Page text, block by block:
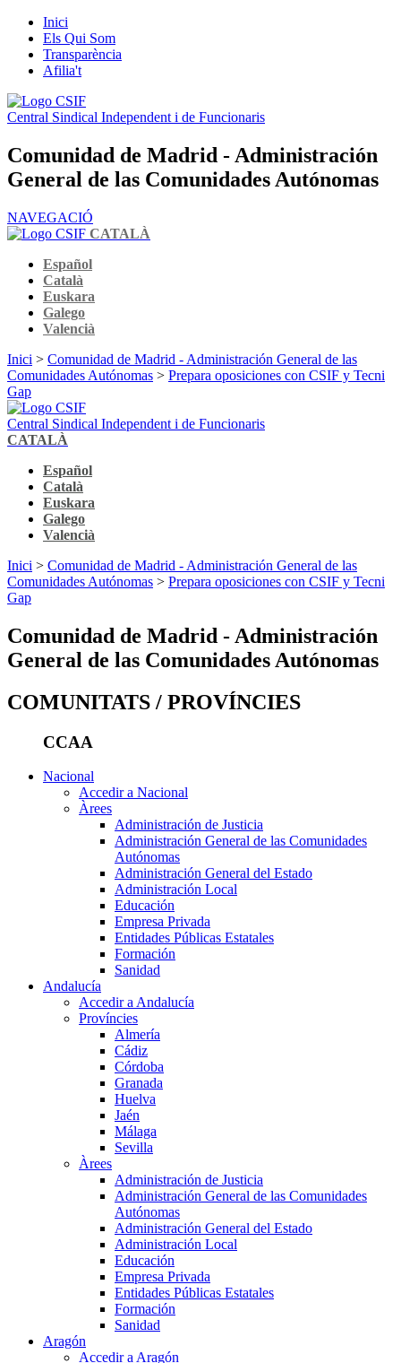
Inici
Els Qui Som
Transparència
Afilia't
Central Sindical Independent i de Funcionaris
Comunidad de Madrid - Administración
General de las Comunidades Autónomas
NAVEGACIÓ
CATALÀ
Español
Català
Euskara
Galego
Valencià
Inici > Comunidad de Madrid - Administración General de las
Comunidades Autónomas > Prepara oposiciones con CSIF y Tecni
Gap
Central Sindical Independent i de Funcionaris
CATALÀ
Español
Català
Euskara
Galego
Valencià
Inici > Comunidad de Madrid - Administración General de las
Comunidades Autónomas > Prepara oposiciones con CSIF y Tecni
Gap
Comunidad de Madrid - Administración
General de las Comunidades Autónomas
COMUNITATS / PROVÍNCIES
CCAA
Nacional
Accedir a Nacional
Àrees
Administración de Justicia
Administración General de las Comunidades
Autónomas
Administración General del Estado
Administración Local
Educación
Empresa Privada
Entidades Públicas Estatales
Formación
Sanidad
Andalucía
Accedir a Andalucía
Províncies
Almería
Cádiz
Córdoba
Granada
Huelva
Jaén
Málaga
Sevilla
Àrees
Administración de Justicia
Administración General de las Comunidades
Autónomas
Administración General del Estado
Administración Local
Educación
Empresa Privada
Entidades Públicas Estatales
Formación
Sanidad
Aragón
Accedir a Aragón